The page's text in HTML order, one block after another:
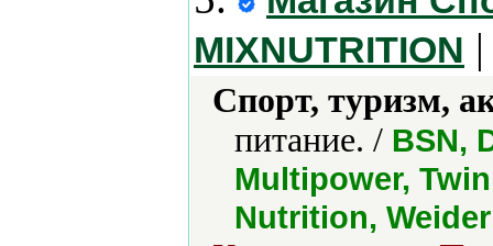
MIXNUTRITION
Спорт, туризм,
питание. / BSN,
Multipower,
Nutrition, Weider